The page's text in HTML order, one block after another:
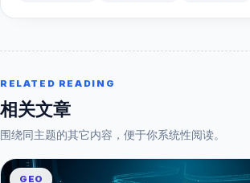
RELATED READING
相关文章
围绕同主题的其它内容，便于你系统性阅读。
GEO